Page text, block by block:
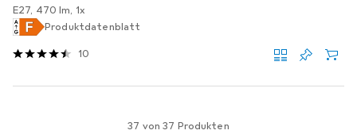
E27, 470 lm, 1x
Produktdatenblatt
10
37 von 37 Produkten